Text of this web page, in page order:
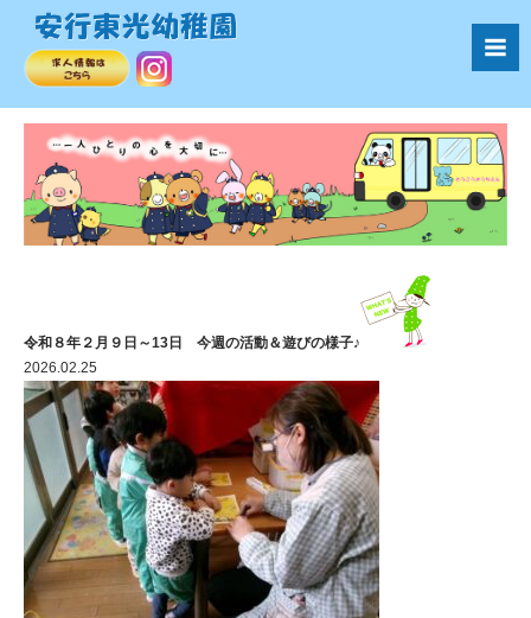
令和８年２月９日～13日 今週の活動＆遊びの様子♪
2026.02.25